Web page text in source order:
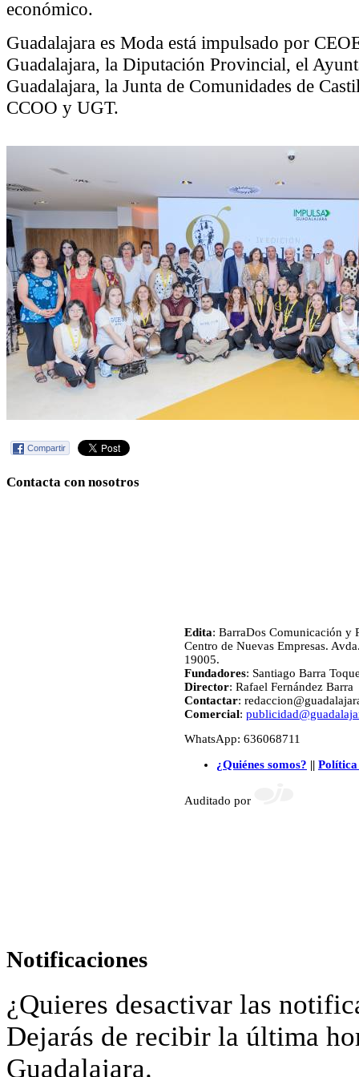
económico.
Guadalajara es Moda está impulsado por
Guadalajara, la Diputación Provincial, el
Guadalajara, la Junta de Comunidades de
CCOO y UGT.
Compartir
Contacta con nosotros
Edita: BarraDos Comunicación y
Centro de Nuevas Empresas.
19005.
Fundadores: Santiago Barra
Director: Rafael Fernández Barra
Contactar:
Comercial:
WhatsApp: 636068711
¿Quiénes somos? || Política
Auditado por
Notificaciones
¿Quieres desactivar las
Dejarás de recibir la última
Guadalajara.